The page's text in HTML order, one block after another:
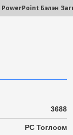
PowerPoint Бэлэн
3688
PC Тоглоом